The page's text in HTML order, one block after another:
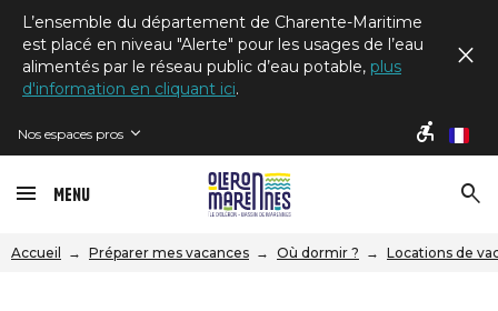
L’ensemble du département de Charente-Maritime
est placé en niveau "Alerte" pour les usages de l’eau
alimentés par le réseau public d’eau potable, plus
d'information en cliquant ici.
Nos espaces pros fr
Menu
Accueil Préparer mes vacances Où dormir ? Locations de